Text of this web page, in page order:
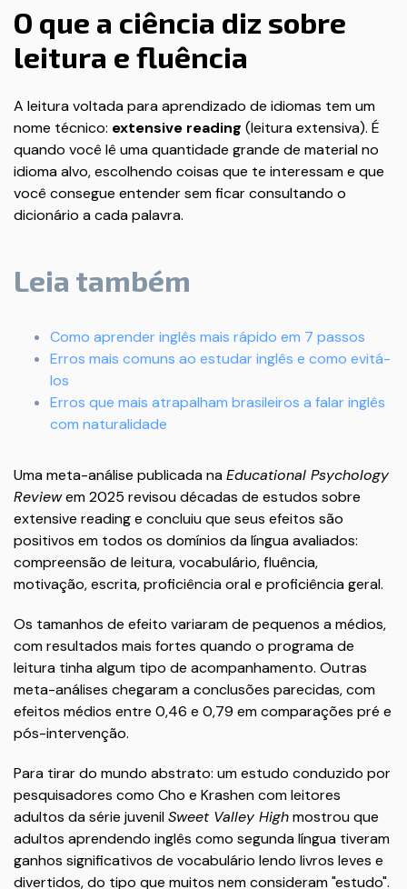
O que a ciência diz sobre
leitura e fluência
A leitura voltada para aprendizado de idiomas tem um
nome técnico: extensive reading (leitura extensiva). É
quando você lê uma quantidade grande de material no
idioma alvo, escolhendo coisas que te interessam e que
você consegue entender sem ficar consultando o
dicionário a cada palavra.
Leia também
Como aprender inglês mais rápido em 7 passos
Erros mais comuns ao estudar inglês e como evitá-
los
Erros que mais atrapalham brasileiros a falar inglês
com naturalidade
Uma meta-análise publicada naEducational Psychology
Reviewem 2025 revisou décadas de estudos sobre
extensive reading e concluiu que seus efeitos são
positivos em todos os domínios da língua avaliados:
compreensão de leitura, vocabulário, fluência,
motivação, escrita, proficiência oral e proficiência geral.
Os tamanhos de efeito variaram de pequenos a médios,
com resultados mais fortes quando o programa de
leitura tinha algum tipo de acompanhamento. Outras
meta-análises chegaram a conclusões parecidas, com
efeitos médios entre 0,46 e 0,79 em comparações pré e
pós-intervenção.
Para tirar do mundo abstrato: um estudo conduzido por
pesquisadores como Cho e Krashen com leitores
adultos da série juvenilSweet Valley Highmostrou que
adultos aprendendo inglês como segunda língua tiveram
ganhos significativos de vocabulário lendo livros leves e
divertidos, do tipo que muitos nem consideram "estudo".